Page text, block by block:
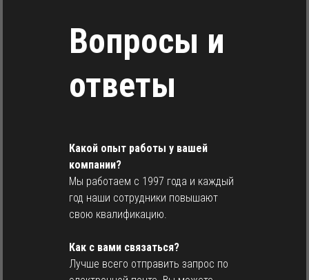
Вопросы и
ответы
Какой опыт работы у вашей
компании?
Мы работаем с 1997 года и каждый
год наши сотрудники повышают
свою квалификацию.
Как с вами связаться?
Лучше всего отправить запрос по